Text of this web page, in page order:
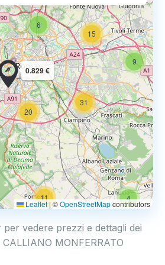
6
20
11
15
9
31
4
0.829 €
Leaflet | ©OpenStreetMapcontributors
vedere prezzi e dettagli dei
MONFERRATO